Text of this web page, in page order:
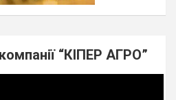
“КІПЕР АГРО”